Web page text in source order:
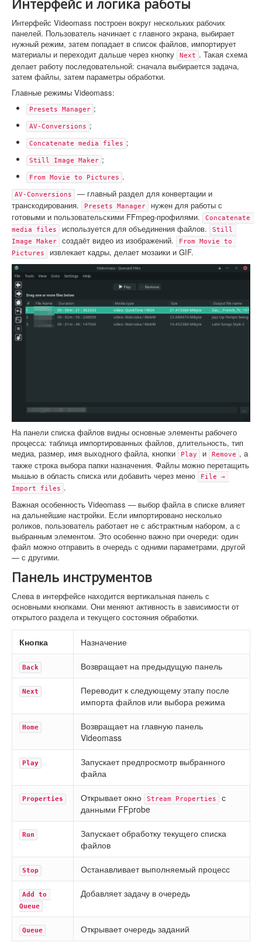
Интерфейс и логика работы
Интерфейс Videomass построен вокруг нескольких рабочих
панелей. Пользователь начинает с главного экрана, выбирает
нужный режим, затем попадает в список файлов, импортирует
материалы и переходит дальше через кнопку
Next . Такая схема
делает работу последовательной: сначала выбирается задача,
затем файлы, затем параметры обработки.
Главные режимы Videomass:
Presets Manager ;
AV-Conversions ;
Concatenate media files ;
Still Image Maker ;
From Movie to Pictures .
AV-Conversions
— главный раздел для конвертации и
транскодирования.
Presets Manager
нужен для работы с
готовыми и пользовательскими FFmpeg-профилями.
Concatenate
media files
используется для объединения файлов.
Still
Image Maker
создаёт видео из изображений.
From Movie to
Pictures
извлекает кадры, делает мозаики и GIF.
На панели списка файлов видны основные элементы рабочего
процесса: таблица импортированных файлов, длительность, тип
медиа, размер, имя выходного файла, кнопки
Play и Remove , а
также строка выбора папки назначения. Файлы можно перетащить
мышью в область списка или добавить через меню
File →
Import files .
Важная особенность Videomass — выбор файла в списке влияет
на дальнейшие настройки. Если импортировано несколько
роликов, пользователь работает не с абстрактным набором, а с
выбранным элементом. Это особенно важно при очереди: один
файл можно отправить в очередь с одними параметрами, другой
— с другими.
Панель инструментов
Слева в интерфейсе находится вертикальная панель с
основными кнопками. Они меняют активность в зависимости от
открытого раздела и текущего состояния обработки.
Кнопка Назначение
Back Возвращает на предыдущую панель
Next
Переводит к следующему этапу после
импорта файлов или выбора режима
Home
Возвращает на главную панель
Videomass
Play
Запускает предпросмотр выбранного
файла
Properties Открывает окно Stream Properties
с
данными FFprobe
Run
Запускает обработку текущего списка
файлов
Stop Останавливает выполняемый процесс
Add to
Queue
Добавляет задачу в очередь
Queue Открывает очередь заданий